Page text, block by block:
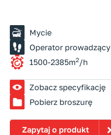
Zobacz specyfikację
Pobierz broszurę
Mycie
Operator prowadzący
1500-2385m2/h
Zapytaj o produkt